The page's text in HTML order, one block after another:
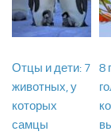
Отцы и дети: 7
животных, у
которых
самцы
8